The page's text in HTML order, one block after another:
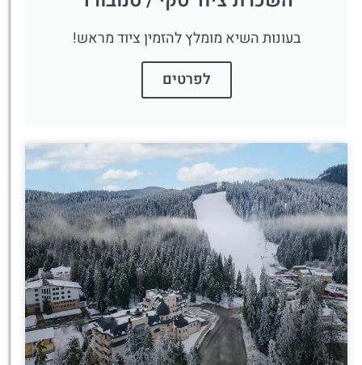
בעונות השיא מומלץ להזמין ציוד מראש!
לפרטים